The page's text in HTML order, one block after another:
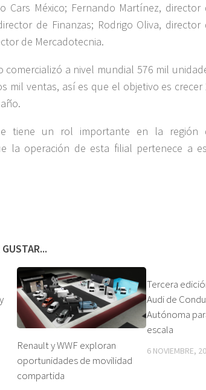
Cars México; Fernando Martínez, director
de Finanzas; Rodrigo Oliva, director
de Mercadotecnia.
comercializó a nivel mundial 576 mil
mil ventas, así es que el objetivo es crecer
tiene un rol importante en la región
la operación de esta filial pertenece a
Renault y WWF exploran
oportunidades de movilidad
compartida
Tercera
Audi de
Autónoma
escala
6 NOVIEMBRE,